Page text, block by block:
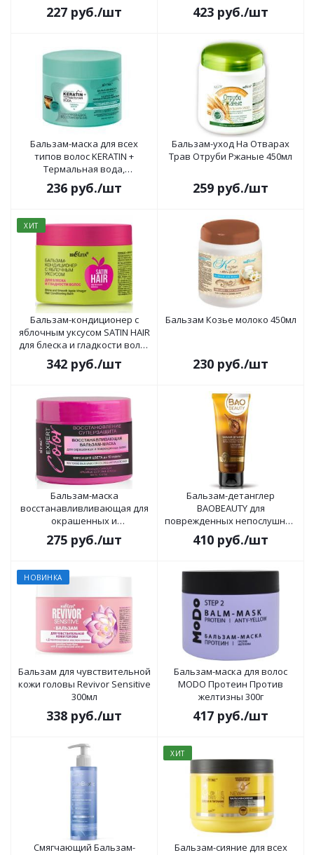
227 руб./шт 423 руб./шт
Бальзам-маска для всех
типов волос KERATIN +
Термальная вода,
Двухуровневое
восстановление 300 мл
236 руб./шт
Бальзам-уход На Отварах
Трав Отруби Ржаные 450мл
259 руб./шт
ХИТ
Бальзам-кондиционер с
яблочным уксусом SATIN HAIR
для блеска и гладкости волос
300мл
342 руб./шт
Бальзам Козье молоко 450мл
230 руб./шт
Бальзам-маска
восстанавливливающая для
окрашенных и
поврежденных волос EXPERT
Color 300мл
275 руб./шт
Бальзам-детанглер
BAOBEAUTY для
поврежденных непослушных
волос 200г
410 руб./шт
НОВИНКА
Бальзам для чувствительной
кожи головы Revivor Sensitive
300мл
338 руб./шт
Бальзам-маска для волос
MODO Протеин Против
желтизны 300г
417 руб./шт
Смягчающий Бальзам-
ХИТ
Бальзам-сияние для всех